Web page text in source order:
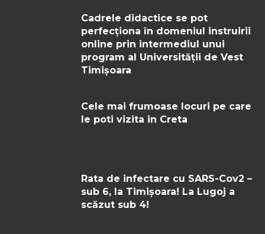
Cadrele didactice se pot
perfecționa în domeniul instruirii
online prin intermediul unui
program al Universității de Vest
Timișoara
Cele mai frumoase locuri pe care
le poti vizita in Creta
Rata de infectare cu SARS-Cov2 –
sub 6, la Timișoara! La Lugoj a
scăzut sub 4!